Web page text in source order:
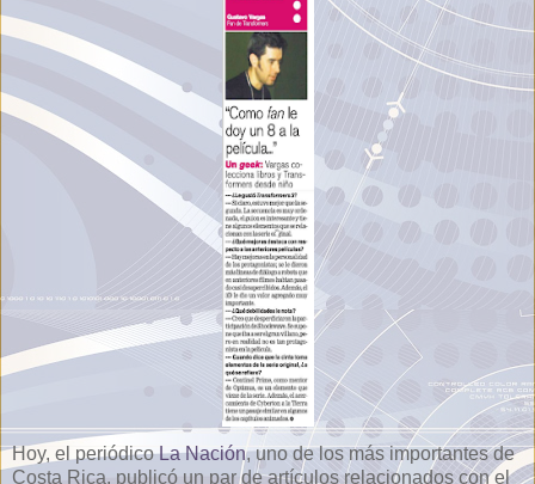
Hoy, el periódicoLa Nación, uno de los más importantes de
Costa Rica, publicó un par de artículos relacionados con el